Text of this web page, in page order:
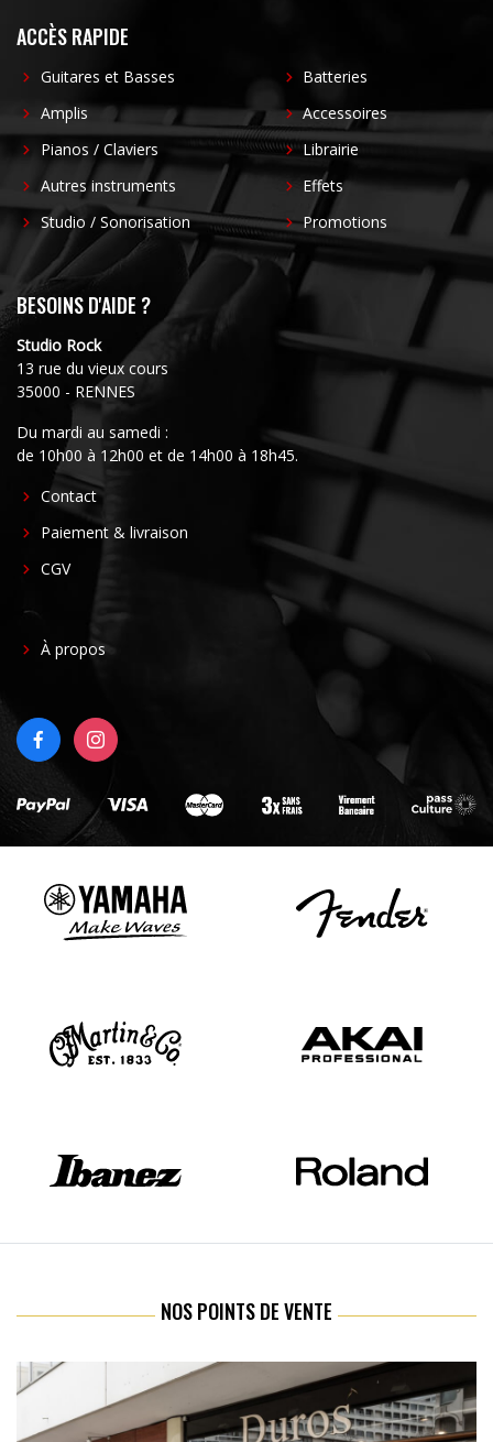
ACCÈS RAPIDE
Guitares et Basses
Amplis
Pianos / Claviers
Autres instruments
Studio / Sonorisation
Batteries
Accessoires
Librairie
Effets
Promotions
BESOINS D'AIDE ?
Studio Rock
13 rue du vieux cours
35000 - RENNES
Du mardi au samedi :
de 10h00 à 12h00 et de 14h00 à 18h45.
FOOTER
CENTER
Contact
Paiement & livraison
CGV
FOOTER
À propos
FACEBOOKINSTAGRAM
NOS POINTS DE VENTE